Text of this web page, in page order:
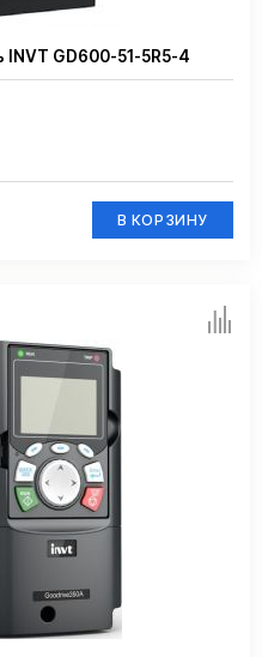
GD600-51-5R5-4
В КОРЗИНУ